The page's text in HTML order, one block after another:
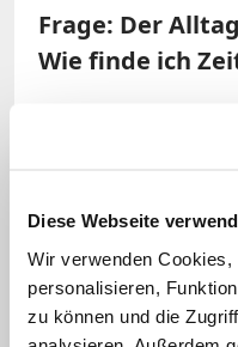
Diese Webseite
Wir verwenden
personalisieren,
zu können und die
Frage: Der
Wie finde ich
Das
haben, ist
als die Menschen
wir können
haben so
Handy oder PCs,